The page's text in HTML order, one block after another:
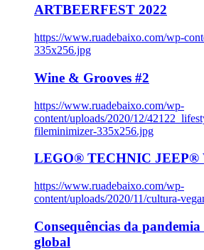
ARTBEERFEST 2022
https://www.ruadebaixo.com/wp-
335x256.jpg
Wine & Grooves #2
https://www.ruadebaixo.com/wp-
content/uploads/2020/12/
fileminimizer-335x256.jpg
LEGO® TECHNIC JEEP®
https://www.ruadebaixo.com/wp-
content/uploads/2020/11/cultura-
Consequências da
global